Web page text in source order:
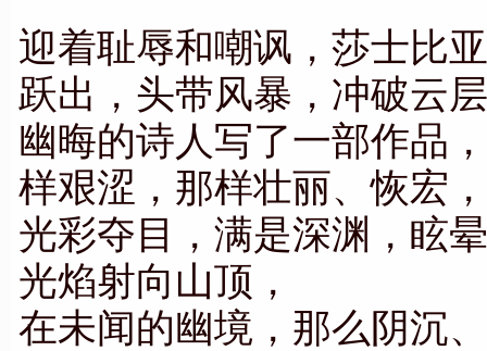
迎着耻辱和嘲讽，莎士比
跃出，头带风暴，冲破云
幽晦的诗人写了一部作品
样艰涩，那样壮丽、恢宏
光彩夺目，满是深渊，眩
光焰射向山顶，
在未闻的幽境，那么阴沉